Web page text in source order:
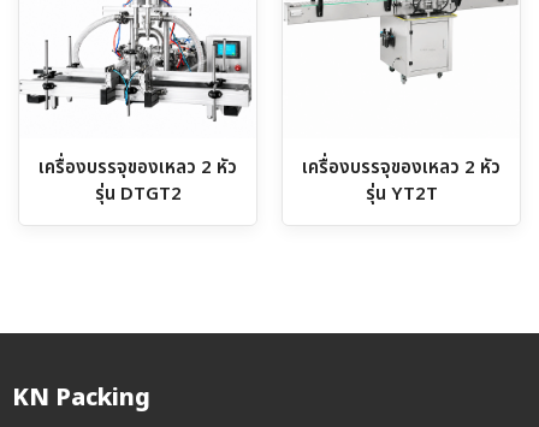
เครื่องบรรจุของเหลว 2 หัว
รุ่น DTGT2
เครื่องบรรจุของเหลว 2 หัว
รุ่น YT2T
KN Packing